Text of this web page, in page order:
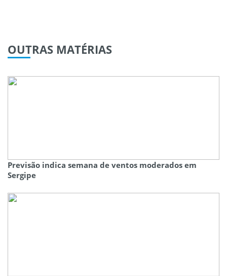
OUTRAS MATÉRIAS
Previsão indica semana de ventos moderados em
Sergipe